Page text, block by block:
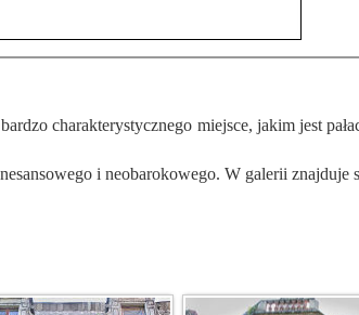
i neobarokowego. W galerii znajduje